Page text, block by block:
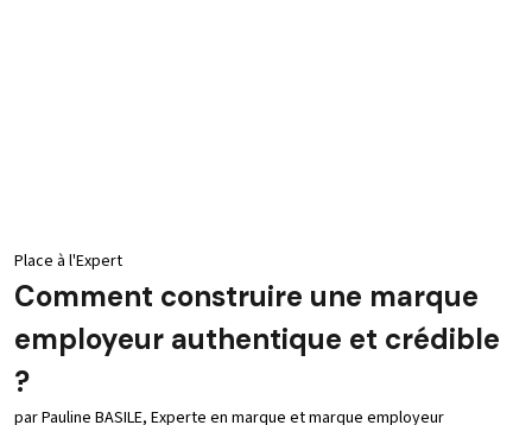
Place à l'Expert
Comment construire une marque
employeur authentique et crédible
?
par Pauline BASILE, Experte en marque et marque employeur